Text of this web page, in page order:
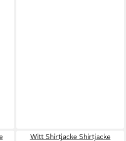
Witt Shirtjacke Shirtjacke